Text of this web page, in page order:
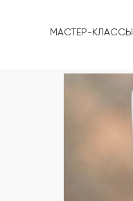
МАСТЕР-КЛАССЫ